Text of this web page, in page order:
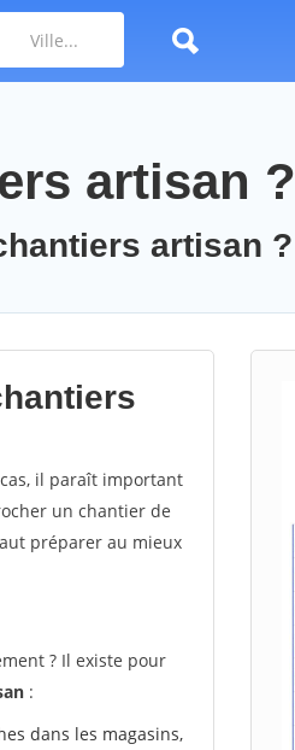
artisan ?
artisan ?
il paraît important
un chantier de
préparer au mieux
? Il existe pour
:
dans les magasins,